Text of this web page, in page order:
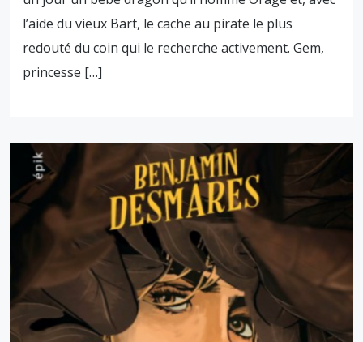
l’aide du vieux Bart, le cache au pirate le plus
redouté du coin qui le recherche activement. Gem,
princesse […]